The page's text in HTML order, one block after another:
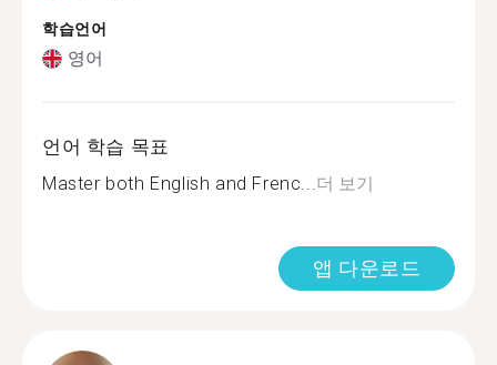
학습언어
영어
언어 학습 목표
Master both English and Frenc...더 보기
앱 다운로드